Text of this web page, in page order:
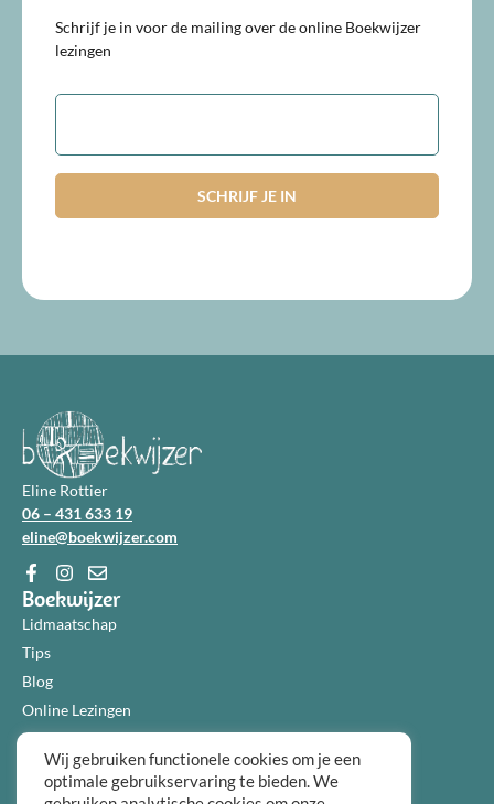
Schrijf je in voor de mailing over de online Boekwijzer
lezingen
E-
Eline Rottier
06 – 431 633 19
eline@boekwijzer.com
Boekwijzer
Lidmaatschap
Tips
Blog
Online Lezingen
Diensten
Over ons
Informatie
Wij gebruiken functionele cookies om je een
optimale gebruikservaring te bieden. We